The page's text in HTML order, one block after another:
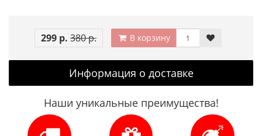
299 р. 380 р. В корзину
Информация о доставке
Наши уникальные преимущества!